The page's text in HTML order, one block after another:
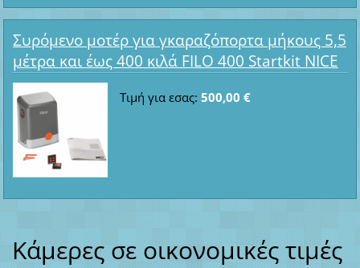
Συρόμενο μοτέρ για γκαραζόπορτα μήκους 5,5
μέτρα και έως 400 κιλά FILO 400 Startkit NICE
Τιμή για εσας: 500,00 €
Κάμερες σε οικονομικές τιμές